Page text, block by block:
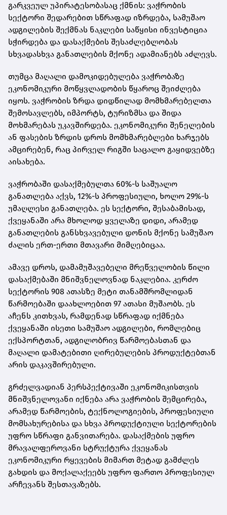
გარკვეულ უპირატესობასაც ქმნის: ვაჭრობის
სექტორი შედარებით სწრაფად იზრდება, სამუშაო
ადგილების შექმნას ნაკლები საწყისი ინვესტიცია
სჭირდება და დასაქმების შესაძლებლობას
სხვადასხვა განათლების მქონე ადამიანებს აძლევს.
თუმცა მაღალი დამოკიდებულება ვაჭრობაზე
ეკონომიკური მოწყვლადობის წყაროც შეიძლება
იყოს. ვაჭრობის ზრდა დიდწილად მომხმარებელთა
შემოსავლებს, იმპორტს, ტურიზმსა და შიდა
მოხმარებას უკავშირდება. ეკონომიკური შენელების
ან ფასების ზრდის დროს მომხმარებლები ხარჯებს
ამცირებენ, რაც პირველ რიგში საცალო გაყიდვებზე
აისახება.
ვაჭრობაში დასაქმებულთა 60%-ს საშუალო
განათლება აქვს, 12%-ს პროფესიული, ხოლო 29%-ს
უმაღლესი განათლება. ეს სექტორი, შესაბამისად,
ქვეყანაში არა მხოლოდ ყველაზე დიდი, არამედ
განათლების განსხვავებული დონის მქონე სამუშაო
ძალის ერთ-ერთი მთავარი მიმღებიცაა.
ამავე დროს, დამამუშავებელი მრეწველობის წილი
დასაქმებაში მნიშვნელოვნად ნაკლებია. კერძო
სექტორის 908 ათასზე მეტი თანამშრომლიდან
წარმოებაში დაახლოებით 97 ათასი მუშაობს. ეს
აჩენს კითხვას, რამდენად სწრაფად იქმნება
ქვეყანაში ისეთი სამუშაო ადგილები, რომლებიც
ექსპორტთან, ადგილობრივ წარმოებასთან და
მაღალი დამატებითი ღირებულების პროდუქტებთან
არის დაკავშირებული.
გრძელვადიან პერსპექტივაში ეკონომიკისთვის
მნიშვნელოვანი იქნება არა ვაჭრობის შემცირება,
არამედ წარმოების, ტექნოლოგიების, პროფესიული
მომსახურებისა და სხვა პროდუქტიული სექტორების
უფრო სწრაფი განვითარება. დასაქმების უფრო
მრავალფეროვანი სტრუქტურა ქვეყანას
ეკონომიკური რყევების მიმართ მეტად გამძლეს
გახდის და მოქალაქეებს უფრო ფართო პროფესიულ
არჩევანს შესთავაზებს.